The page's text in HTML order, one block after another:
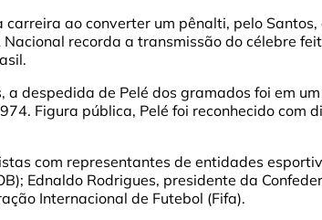
carreira ao converter um pênalti, pelo
Nacional recorda a transmissão do célebre
a despedida de Pelé dos gramados foi em
Figura pública, Pelé foi reconhecido com
com representantes de entidades
Ednaldo Rodrigues, presidente da
Internacional de Futebol (Fifa).